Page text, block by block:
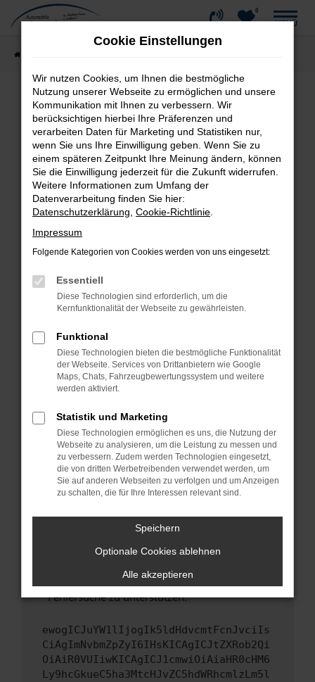
Zum
0
MENÜ
Fehler: Network Error
Beim Laden ist ein Fehler aufgetreten.
Hier sind ein paar Tipps, die dir helfen können:
Überprüfe deine Firewall und deine
Internetverbindung.
Laden andere Webseiten, zum Beispiel deine
Suchmaschine?
Prüfe deine Browsererweiterungen.
können das Laden bestimmter Seiten
verhindern. Funktioniert die Seite in einem
Fenster?
Starte dein Gerät neu.
Das kann manchmal helfen, vorübergehende
Probleme zu beheben.
Betriebssystem auf dem neuesten Stand
sind.
Veraltete Software birgt nicht nur ein
Sicherheitsrisiko, sondern kann auch dazu
führen, dass bestimmte Funktionen nicht mehr
unterstützt werden.
Wende dich an den Webseitenbetreiber.
Wenn du alle oben genannten Schritte versucht
hast, kontaktiere uns bitte. Wir werden
uns diesen Text schicken, um uns bei der
Fehlersuche zu unterstützen:
ewogICJuYW1lIjogIk5ldHdvcmtFcnJvciIs
CiAgImNvbmZpZyI6IHsKICAgICJtZXRob2Qi
OiAiR0VUIiwKICAgICJ1cmwiOiAiaHR0cHM6
Ly9hcGkueC5ha3MtcHJvZC5hdWRhcmlzLm5l
Cookie Einstellungen
Wir nutzen Cookies, um Ihnen die bestmögliche
Nutzung unserer Webseite zu ermöglichen und unsere
Kommunikation mit Ihnen zu verbessern. Wir
berücksichtigen hierbei Ihre Präferenzen und
verarbeiten Daten für Marketing und Statistiken nur,
wenn Sie uns Ihre Einwilligung geben. Wenn Sie zu
einem späteren Zeitpunkt Ihre Meinung ändern, können
Sie die Einwilligung jederzeit für die Zukunft widerrufen.
Weitere Informationen zum Umfang der
Datenverarbeitung finden Sie hier:
Datenschutzerklärung Cookie-Richtlinie
Impressum
Folgende Kategorien von Cookies werden von uns eingesetzt:
Essentiell
Diese Technologien sind erforderlich, um die
Kernfunktionalität der Webseite zu gewährleisten.
Funktional
Diese Technologien bieten die bestmögliche Funktionalität
der Webseite. Services von Drittanbietern wie Google
Maps, Chats, Fahrzeugbewertungssystem und weitere
werden aktiviert.
Statistik und Marketing
Diese Technologien ermöglichen es uns, die Nutzung der
Webseite zu analysieren, um die Leistung zu messen und
zu verbessern. Zudem werden Technologien eingesetzt,
die von dritten Werbetreibenden verwendet werden, um
Sie auf anderen Webseiten zu verfolgen und um Anzeigen
zu schalten, die für Ihre Interessen relevant sind.
Speichern
Optionale Cookies ablehnen
Alle akzeptieren